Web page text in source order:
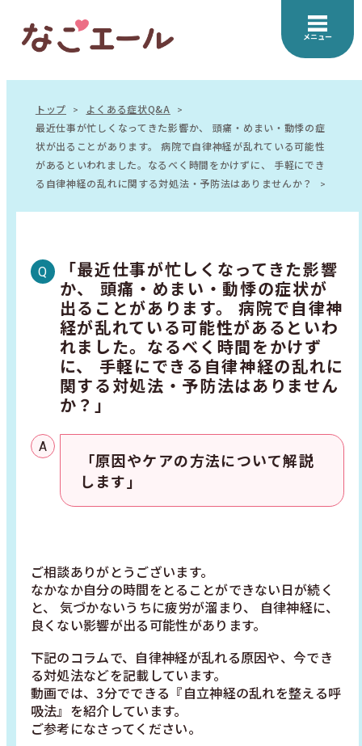
メニュー
トップ
よくある症状Q&A
最近仕事が忙しくなってきた影響か、 頭痛・めまい・動悸の症
状が出ることがあります。 病院で自律神経が乱れている可能性
があるといわれました。なるべく時間をかけずに、 手軽にでき
る自律神経の乱れに関する対処法・予防法はありませんか？
「最近仕事が忙しくなってきた影響
か、 頭痛・めまい・動悸の症状が
出ることがあります。 病院で自律神
経が乱れている可能性があるといわ
れました。なるべく時間をかけず
に、 手軽にできる自律神経の乱れに
関する対処法・予防法はありません
か？」
「原因やケアの方法について解説
します」
ご相談ありがとうございます。
なかなか自分の時間をとることができない日が続く
と、 気づかないうちに疲労が溜まり、 自律神経に、
良くない影響が出る可能性があります。
下記のコラムで、自律神経が乱れる原因や、今でき
る対処法などを記載しています。
動画では、3分でできる『自立神経の乱れを整える呼
吸法』を紹介しています。
ご参考になさってください。